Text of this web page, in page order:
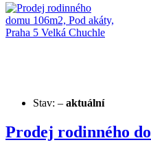
Stav: – aktuální
Prodej rodinného